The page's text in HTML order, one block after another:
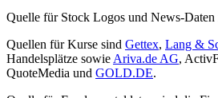
Quelle für Stock Logos und News-Daten
Quellen für Kurse sind Gettex, Lang &
Handelsplätze sowie Ariva.de AG,
QuoteMedia und GOLD.DE.